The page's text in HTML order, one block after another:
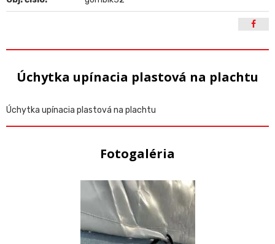
Úchytka upínacia plastová na plachtu
Úchytka upínacia plastová na plachtu
Fotogaléria